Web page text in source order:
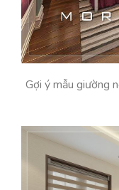
Gợi ý mẫu giường